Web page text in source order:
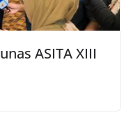
ASITA XIII